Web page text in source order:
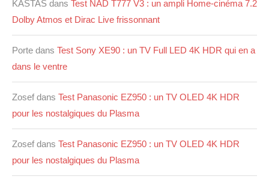
KASTAS dans Test NAD T777 V3 : un ampli Home-cinéma 7.2
Dolby Atmos et Dirac Live frissonnant
Porte dans Test Sony XE90 : un TV Full LED 4K HDR qui en a
dans le ventre
Zosef dans Test Panasonic EZ950 : un TV OLED 4K HDR
pour les nostalgiques du Plasma
Zosef dans Test Panasonic EZ950 : un TV OLED 4K HDR
pour les nostalgiques du Plasma